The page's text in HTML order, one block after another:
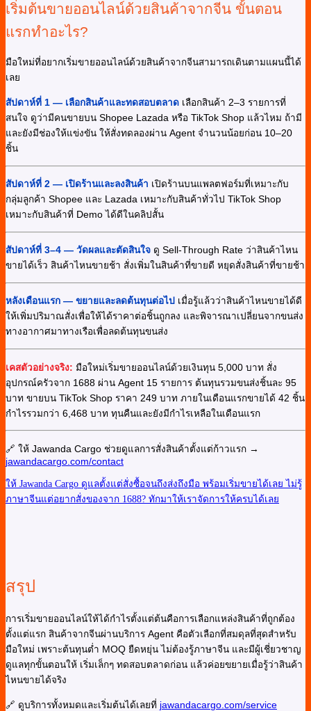
เริ่มต้นขายออนไลน์ด้วยสินค้าจากจีน ขั้นตอน
แรกทำอะไร?
มือใหม่ที่อยากเริ่มขายออนไลน์ด้วยสินค้าจากจีนสามารถเดินตามแผนนี้ได้
เลย
สัปดาห์ที่ 1 — เลือกสินค้าและทดสอบตลาด เลือกสินค้า 2–3 รายการที่
สนใจ ดูว่ามีคนขายบน Shopee Lazada หรือ TikTok Shop แล้วไหม ถ้ามี
และยังมีช่องให้แข่งขัน ให้สั่งทดลองผ่าน Agent จำนวนน้อยก่อน 10–20
ชิ้น
สัปดาห์ที่ 2 — เปิดร้านและลงสินค้า เปิดร้านบนแพลตฟอร์มที่เหมาะกับ
กลุ่มลูกค้า Shopee และ Lazada เหมาะกับสินค้าทั่วไป TikTok Shop
เหมาะกับสินค้าที่ Demo ได้ดีในคลิปสั้น
สัปดาห์ที่ 3–4 — วัดผลและตัดสินใจ ดู Sell-Through Rate ว่าสินค้าไหน
ขายได้เร็ว สินค้าไหนขายช้า สั่งเพิ่มในสินค้าที่ขายดี หยุดสั่งสินค้าที่ขายช้า
หลังเดือนแรก — ขยายและลดต้นทุนต่อไป เมื่อรู้แล้วว่าสินค้าไหนขายได้ดี
ให้เพิ่มปริมาณสั่งเพื่อให้ได้ราคาต่อชิ้นถูกลง และพิจารณาเปลี่ยนจากขนส่ง
ทางอากาศมาทางเรือเพื่อลดต้นทุนขนส่ง
เคสตัวอย่างจริง: มือใหม่เริ่มขายออนไลน์ด้วยเงินทุน 5,000 บาท สั่ง
อุปกรณ์ครัวจาก 1688 ผ่าน Agent 15 รายการ ต้นทุนรวมขนส่งชิ้นละ 95
บาท ขายบน TikTok Shop ราคา 249 บาท ภายในเดือนแรกขายได้ 42 ชิ้น
กำไรรวมกว่า 6,468 บาท ทุนคืนและยังมีกำไรเหลือในเดือนแรก
🔗 ให้ Jawanda Cargo ช่วยดูแลการสั่งสินค้าตั้งแต่ก้าวแรก →
jawandacargo.com/contact
ให้ Jawanda Cargo ดูแลตั้งแต่สั่งซื้อจนถึงส่งถึงมือ พร้อมเริ่มขายได้เลย ไม่รู้
ภาษาจีนแต่อยากสั่งของจาก 1688? ทักมาให้เราจัดการให้ครบได้เลย
สรุป
การเริ่มขายออนไลน์ให้ได้กำไรตั้งแต่ต้นคือการเลือกแหล่งสินค้าที่ถูกต้อง
ตั้งแต่แรก สินค้าจากจีนผ่านบริการ Agent คือตัวเลือกที่สมดุลที่สุดสำหรับ
มือใหม่ เพราะต้นทุนต่ำ MOQ ยืดหยุ่น ไม่ต้องรู้ภาษาจีน และมีผู้เชี่ยวชาญ
ดูแลทุกขั้นตอนให้ เริ่มเล็กๆ ทดสอบตลาดก่อน แล้วค่อยขยายเมื่อรู้ว่าสินค้า
ไหนขายได้จริง
🔗 ดูบริการทั้งหมดและเริ่มต้นได้เลยที่ jawandacargo.com/service